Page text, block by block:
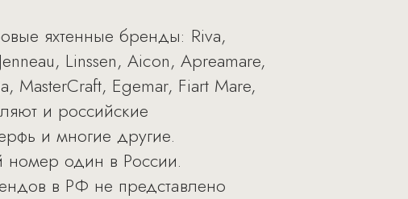
яхтенные бренды: Riva,
Linssen, Aicon, Apreamare,
MasterCraft, Egemar, Fiart Mare,
и российские
и многие другие.
номер один в России.
в РФ не представлено